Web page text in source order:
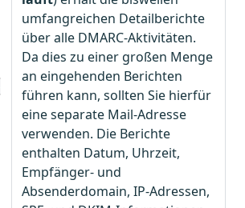
umfangreichen Detailberichte
über alle DMARC-Aktivitäten.
Da dies zu einer großen Menge
an eingehenden Berichten
führen kann, sollten Sie hierfür
eine separate Mail-Adresse
verwenden. Die Berichte
enthalten Datum, Uhrzeit,
Empfänger- und
Absenderdomain, IP-Adressen,